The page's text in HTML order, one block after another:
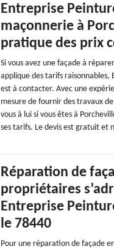
Entreprise
maçonnerie à
pratique des prix
Si vous avez une façade à
applique des tarifs
est à contacter. Avec une
mesure de fournir des travaux
vous à lui si vous êtes à
ses tarifs. Le devis est gratuit et
Réparation de
propriétaires
Entreprise
le 78440
Pour une réparation de façade